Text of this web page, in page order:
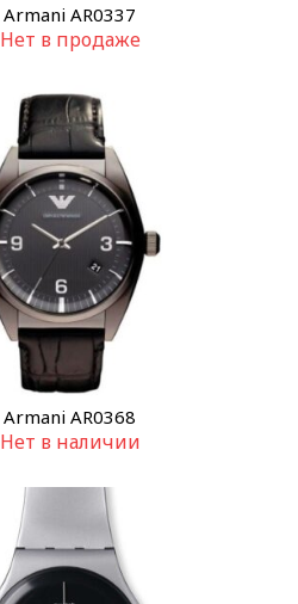
Armani AR0337
Нет в продаже
Armani AR0368
Нет в наличии